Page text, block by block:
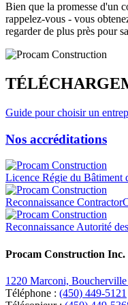
Bien que la promesse d'un
rappelez-vous - vous
regarder de plus près pour
Guide pour choisir un
Nos accréditations
Licence Régie du Bâtiment
Reconnaissance
Reconnaissance Autorité
Procam Construction Inc.
1220 Marconi,
Téléphone : (450) 449-5121